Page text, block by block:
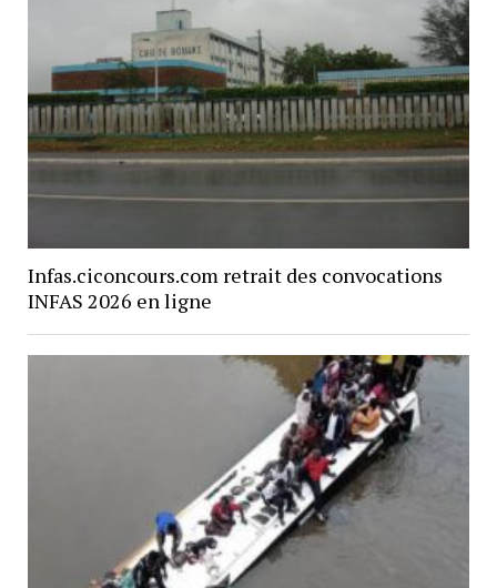
Infas.ciconcours.com retrait des convocations
INFAS 2026 en ligne